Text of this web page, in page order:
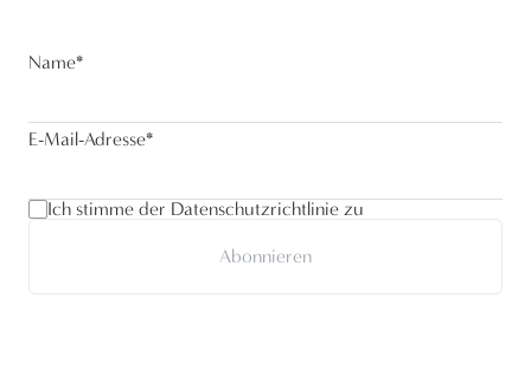
Name*
E-Mail-Adresse*
Ich stimme der Datenschutzrichtlinie zu
Abonnieren